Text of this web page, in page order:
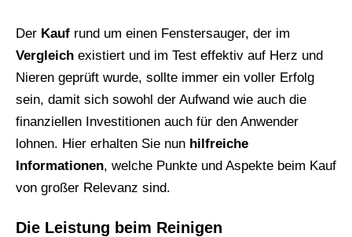
Der Kauf rund um einen Fenstersauger, der im
Vergleich existiert und im Test effektiv auf Herz und
Nieren geprüft wurde, sollte immer ein voller Erfolg
sein, damit sich sowohl der Aufwand wie auch die
finanziellen Investitionen auch für den Anwender
lohnen. Hier erhalten Sie nun hilfreiche
Informationen, welche Punkte und Aspekte beim Kauf
von großer Relevanz sind.
Die Leistung beim Reinigen